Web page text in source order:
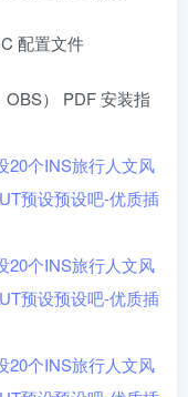
配置文件
） PDF 安装指